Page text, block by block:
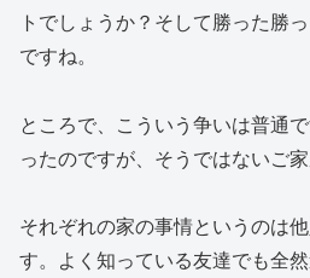
トでしょうか？そして勝った勝
ですね。
ところで、こういう争いは普通
ったのですが、そうではないご
それぞれの家の事情というのは
す。よく知っている友達でも全